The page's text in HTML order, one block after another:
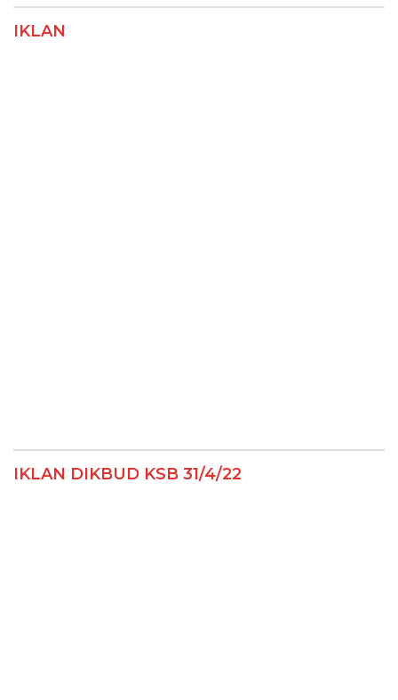
IKLAN
IKLAN DIKBUD KSB 31/4/22